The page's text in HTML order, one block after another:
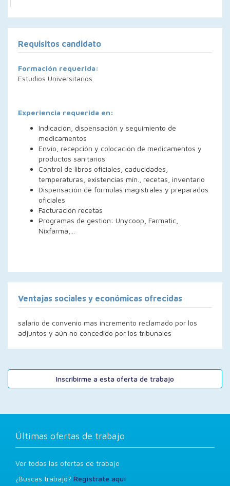
Requisitos candidato
Formación requerida:
Estudios Universitarios
Experiencia requerida en:
Indicación, dispensación y seguimiento de
medicamentos
Envío, recepción y colocación de medicamentos y
productos sanitarios
Control de libros oficiales, caducidades,
temperaturas, existencias mín., recetas, inventario
Dispensación de fórmulas magistrales y preparados
oficiales
Facturación recetas
Programas de gestión: Unycoop, Farmatic,
Nixfarma,...
Ventajas sociales y económicas ofrecidas
salario de convenio mas incremento reclamado por los
adjuntos y aún no concedido por los tribunales
Inscribirme a esta oferta de trabajo
Últimas ofertas de trabajo
Ver todas las ofertas de trabajo
¿Buscas trabajo? Regístrate aquí